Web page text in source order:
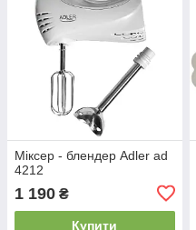
Міксер - блендер Adler ad
4212
1 190 ₴
Купити